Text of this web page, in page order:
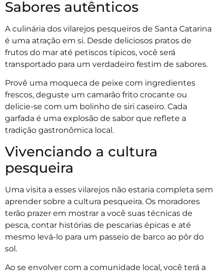
Sabores autênticos
A culinária dos vilarejos pesqueiros de Santa Catarina
é uma atração em si. Desde deliciosos pratos de
frutos do mar até petiscos típicos, você será
transportado para um verdadeiro festim de sabores.
Provê uma moqueca de peixe com ingredientes
frescos, deguste um camarão frito crocante ou
delicie-se com um bolinho de siri caseiro. Cada
garfada é uma explosão de sabor que reflete a
tradição gastronômica local.
Vivenciando a cultura
pesqueira
Uma visita a esses vilarejos não estaria completa sem
aprender sobre a cultura pesqueira. Os moradores
terão prazer em mostrar a você suas técnicas de
pesca, contar histórias de pescarias épicas e até
mesmo levá-lo para um passeio de barco ao pôr do
sol.
Ao se envolver com a comunidade local, você terá a